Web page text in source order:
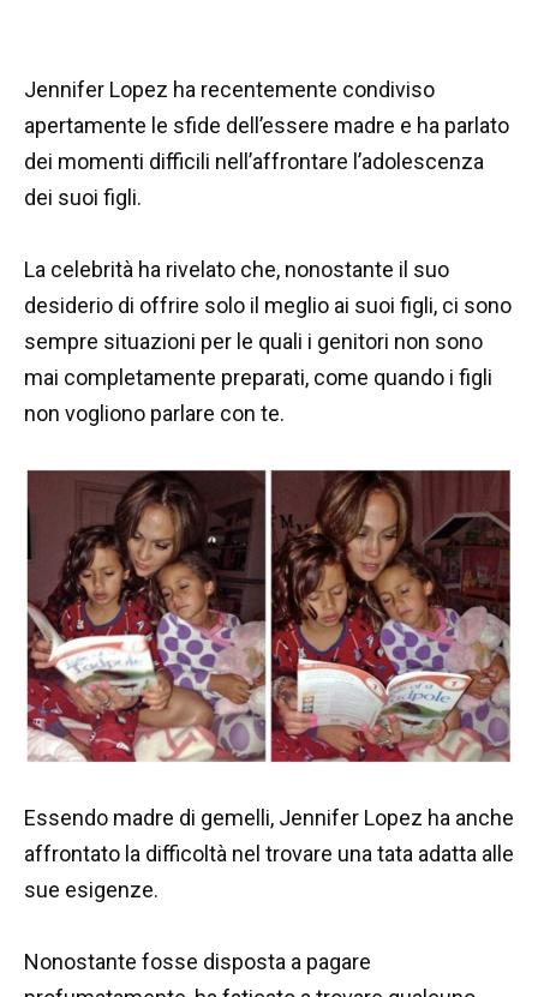
Jennifer Lopez ha recentemente condiviso
apertamente le sfide dell’essere madre e ha parlato
dei momenti difficili nell’affrontare l’adolescenza
dei suoi figli.
La celebrità ha rivelato che, nonostante il suo
desiderio di offrire solo il meglio ai suoi figli, ci sono
sempre situazioni per le quali i genitori non sono
mai completamente preparati, come quando i figli
non vogliono parlare con te.
Essendo madre di gemelli, Jennifer Lopez ha anche
affrontato la difficoltà nel trovare una tata adatta alle
sue esigenze.
Nonostante fosse disposta a pagare